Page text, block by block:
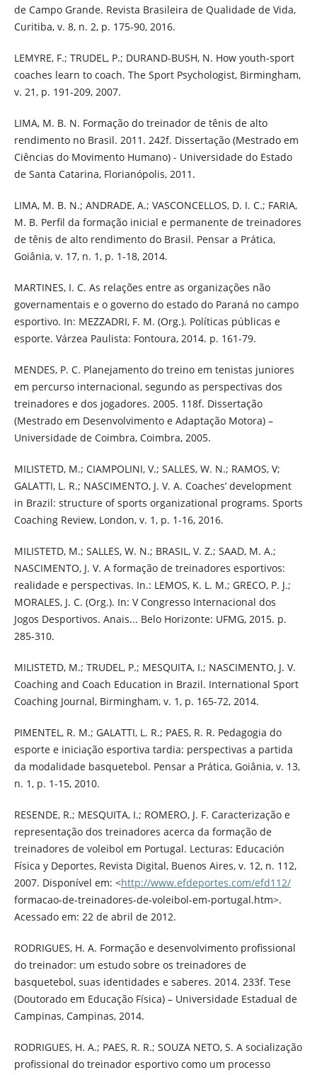
de Campo Grande. Revista Brasileira de Qualidade de Vida,
Curitiba, v. 8, n. 2, p. 175-90, 2016.
LEMYRE, F.; TRUDEL, P.; DURAND-BUSH, N. How youth-sport
coaches learn to coach. The Sport Psychologist, Birmingham,
v. 21, p. 191-209, 2007.
LIMA, M. B. N. Formação do treinador de tênis de alto
rendimento no Brasil. 2011. 242f. Dissertação (Mestrado em
Ciências do Movimento Humano) - Universidade do Estado
de Santa Catarina, Florianópolis, 2011.
LIMA, M. B. N.; ANDRADE, A.; VASCONCELLOS, D. I. C.; FARIA,
M. B. Perfil da formação inicial e permanente de treinadores
de tênis de alto rendimento do Brasil. Pensar a Prática,
Goiânia, v. 17, n. 1, p. 1-18, 2014.
MARTINES, I. C. As relações entre as organizações não
governamentais e o governo do estado do Paraná no campo
esportivo. In: MEZZADRI, F. M. (Org.). Políticas públicas e
esporte. Várzea Paulista: Fontoura, 2014. p. 161-79.
MENDES, P. C. Planejamento do treino em tenistas juniores
em percurso internacional, segundo as perspectivas dos
treinadores e dos jogadores. 2005. 118f. Dissertação
(Mestrado em Desenvolvimento e Adaptação Motora) –
Universidade de Coimbra, Coimbra, 2005.
MILISTETD, M.; CIAMPOLINI, V.; SALLES, W. N.; RAMOS, V;
GALATTI, L. R.; NASCIMENTO, J. V. A. Coaches’ development
in Brazil: structure of sports organizational programs. Sports
Coaching Review, London, v. 1, p. 1-16, 2016.
MILISTETD, M.; SALLES, W. N.; BRASIL, V. Z.; SAAD, M. A.;
NASCIMENTO, J. V. A formação de treinadores esportivos:
realidade e perspectivas. In.: LEMOS, K. L. M.; GRECO, P. J.;
MORALES, J. C. (Org.). In: V Congresso Internacional dos
Jogos Desportivos. Anais... Belo Horizonte: UFMG, 2015. p.
285-310.
MILISTETD, M.; TRUDEL, P.; MESQUITA, I.; NASCIMENTO, J. V.
Coaching and Coach Education in Brazil. International Sport
Coaching Journal, Birmingham, v. 1, p. 165-72, 2014.
PIMENTEL, R. M.; GALATTI, L. R.; PAES, R. R. Pedagogia do
esporte e iniciação esportiva tardia: perspectivas a partida
da modalidade basquetebol. Pensar a Prática, Goiânia, v. 13,
n. 1, p. 1-15, 2010.
RESENDE, R.; MESQUITA, I.; ROMERO, J. F. Caracterização e
representação dos treinadores acerca da formação de
treinadores de voleibol em Portugal. Lecturas: Educación
Física y Deportes, Revista Digital, Buenos Aires, v. 12, n. 112,
2007. Disponível em: <http://www.efdeportes.com/efd112/
formacao-de-treinadores-de-voleibol-em-portugal.htm>.
Acessado em: 22 de abril de 2012.
RODRIGUES, H. A. Formação e desenvolvimento profissional
do treinador: um estudo sobre os treinadores de
basquetebol, suas identidades e saberes. 2014. 233f. Tese
(Doutorado em Educação Física) – Universidade Estadual de
Campinas, Campinas, 2014.
RODRIGUES, H. A.; PAES, R. R.; SOUZA NETO, S. A socialização
profissional do treinador esportivo como um processo